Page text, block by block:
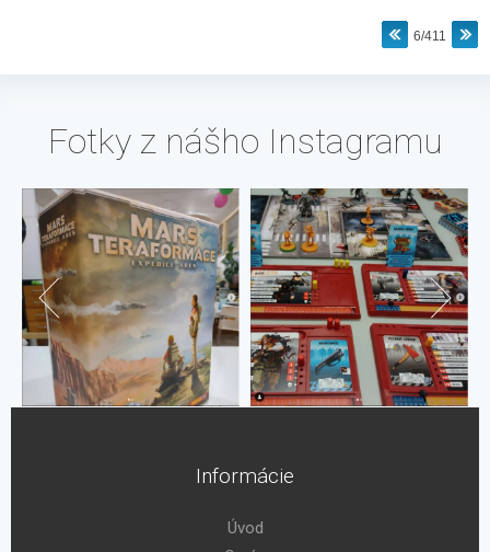
6/411
Fotky z nášho Instagramu
Informácie
Úvod